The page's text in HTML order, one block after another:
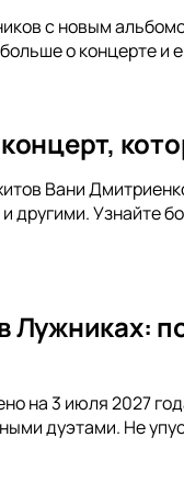
с новым
о концерте и
Вани
Узнайте
Лужниках:
на 3 июля 2027
дуэтами. Не